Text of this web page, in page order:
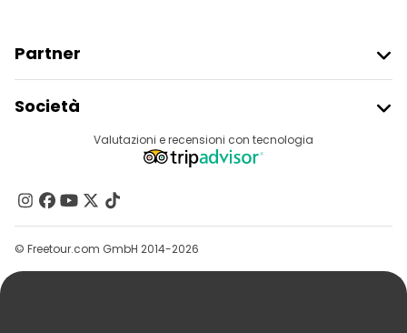
Partner
Accesso Del Fornitore
Programma Di Affiliazione
Società
Destinazioni
Contattaci
Gruppi
Aiuto
Valutazioni e recensioni con tecnologia
© Freetour.com GmbH 2014-2026